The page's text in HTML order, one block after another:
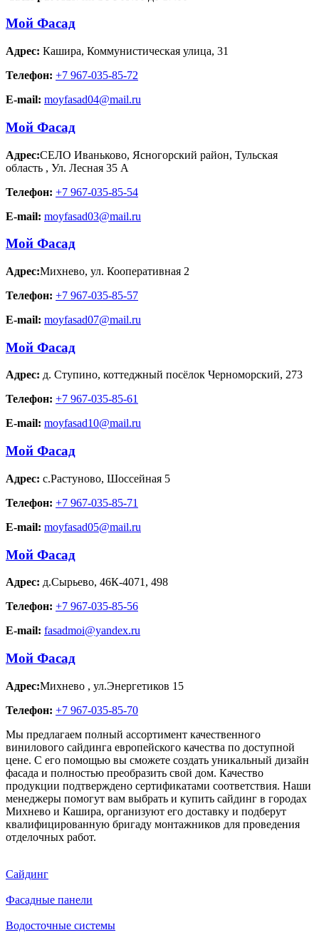
Мой Фасад
Адрес: Кашира, Коммунистическая улица, 31
Телефон: +7 967-035-85-72
E-mail: moyfasad04@mail.ru
Мой Фасад
Адрес:СЕЛО Иваньково, Ясногорский район, Тульская
область , Ул. Лесная 35 А
Телефон: +7 967-035-85-54
E-mail: moyfasad03@mail.ru
Мой Фасад
Адрес:Михнево, ул. Кооперативная 2
Телефон: +7 967-035-85-57
E-mail: moyfasad07@mail.ru
Мой Фасад
Адрес: д. Ступино, коттеджный посёлок Черноморский, 273
Телефон: +7 967-035-85-61
E-mail: moyfasad10@mail.ru
Мой Фасад
Адрес: с.Растуново, Шоссейная 5
Телефон: +7 967-035-85-71
E-mail: moyfasad05@mail.ru
Мой Фасад
Адрес: д.Сырьево, 46К-4071, 498
Телефон: +7 967-035-85-56
E-mail: fasadmoi@yandex.ru
Мой Фасад
Адрес:Михнево , ул.Энергетиков 15
Телефон: +7 967-035-85-70
Мы предлагаем полный ассортимент качественного
винилового сайдинга европейского качества по доступной
цене. С его помощью вы сможете создать уникальный дизайн
фасада и полностью преобразить свой дом. Качество
продукции подтверждено сертификатами соответствия. Наши
менеджеры помогут вам выбрать и купить сайдинг в городах
Михнево и Кашира, организуют его доставку и подберут
квалифицированную бригаду монтажников для проведения
отделочных работ.
Сайдинг
Фасадные панели
Водосточные системы